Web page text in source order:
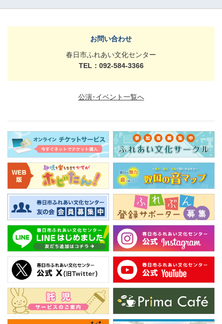
お問い合わせ
春日市ふれあい文化センター
TEL：092-584-3366
公演･イベント一覧へ